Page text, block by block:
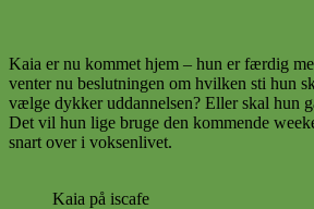
Kaia er nu kommet hjem – hun er færdig
venter nu beslutningen om hvilken sti hun
vælge dykker uddannelsen? Eller skal hun
Det vil hun lige bruge den kommende
snart over i voksenlivet.
Kaia på iscafe